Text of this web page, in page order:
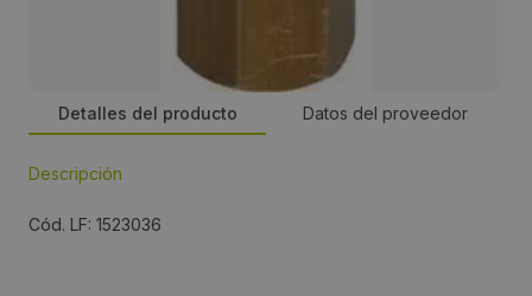
Detalles del producto Datos del proveedor
Descripción
Cód. LF: 1523036
José Manuel Romero